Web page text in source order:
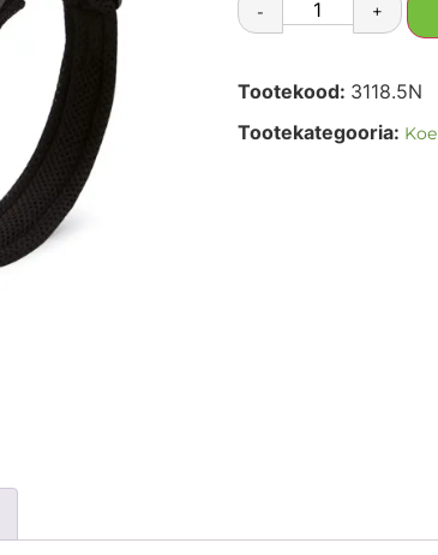
- +
Tootekood: 3118.5N
Tootekategooria: